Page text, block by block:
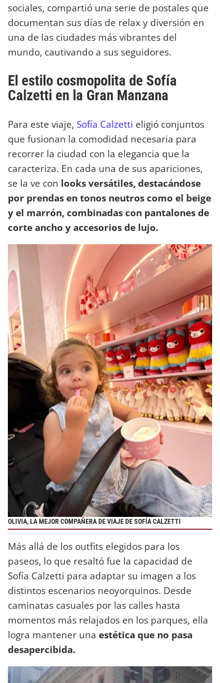
sociales, compartió una serie de postales que
documentan sus días de relax y diversión en
una de las ciudades más vibrantes del
mundo, cautivando a sus seguidores.
El estilo cosmopolita de Sofía
Calzetti en la Gran Manzana
Para este viaje, Sofía Calzetti eligió conjuntos
que fusionan la comodidad necesaria para
recorrer la ciudad con la elegancia que la
caracteriza. En cada una de sus apariciones,
se la ve con looks versátiles, destacándose
por prendas en tonos neutros como el beige
y el marrón, combinadas con pantalones de
corte ancho y accesorios de lujo.
OLIVIA, LA MEJOR COMPAÑERA DE VIAJE DE SOFÍA CALZETTI
Más allá de los outfits elegidos para los
paseos, lo que resaltó fue la capacidad de
Sofía Calzetti para adaptar su imagen a los
distintos escenarios neoyorquinos. Desde
caminatas casuales por las calles hasta
momentos más relajados en los parques, ella
logra mantener una estética que no pasa
desapercibida.